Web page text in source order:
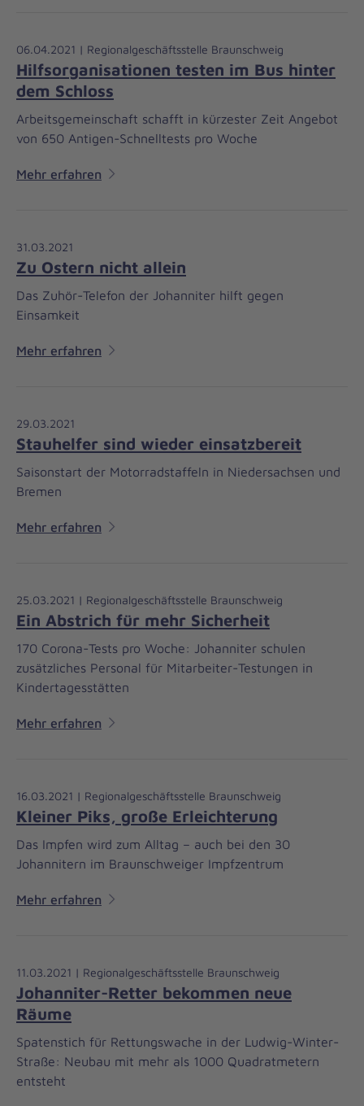
06.04.2021 | Regionalgeschäftsstelle Braunschweig
Hilfsorganisationen testen im Bus hinter
dem Schloss
Arbeitsgemeinschaft schafft in kürzester Zeit Angebot
von 650 Antigen-Schnelltests pro Woche
Mehr erfahren
31.03.2021
Zu Ostern nicht allein
Das Zuhör-Telefon der Johanniter hilft gegen
Einsamkeit
Mehr erfahren
29.03.2021
Stauhelfer sind wieder einsatzbereit
Saisonstart der Motorradstaffeln in Niedersachsen und
Bremen
Mehr erfahren
25.03.2021 | Regionalgeschäftsstelle Braunschweig
Ein Abstrich für mehr Sicherheit
170 Corona-Tests pro Woche: Johanniter schulen
zusätzliches Personal für Mitarbeiter-Testungen in
Kindertagesstätten
Mehr erfahren
16.03.2021 | Regionalgeschäftsstelle Braunschweig
Kleiner Piks, große Erleichterung
Das Impfen wird zum Alltag – auch bei den 30
Johannitern im Braunschweiger Impfzentrum
Mehr erfahren
11.03.2021 | Regionalgeschäftsstelle Braunschweig
Johanniter-Retter bekommen neue
Räume
Spatenstich für Rettungswache in der Ludwig-Winter-
Straße: Neubau mit mehr als 1000 Quadratmetern
entsteht